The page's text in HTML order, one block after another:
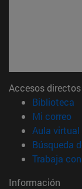
Accesos directos
Biblioteca
Mi correo
Aula virtual
Búsqueda
Trabaja
Información